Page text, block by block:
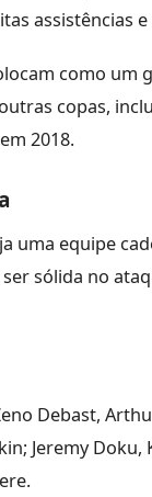
assistências e
como
copas,
2018.
uma equipe
sólida no
Debast,
Jeremy Doku,